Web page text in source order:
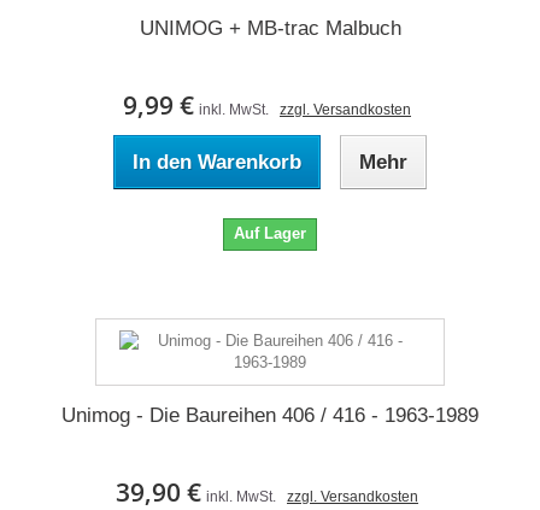
UNIMOG + MB-trac Malbuch
9,99 € inkl. MwSt. zzgl. Versandkosten
In den Warenkorb Mehr
Auf Lager
Unimog - Die Baureihen 406 / 416 - 1963-1989
39,90 € inkl. MwSt. zzgl. Versandkosten